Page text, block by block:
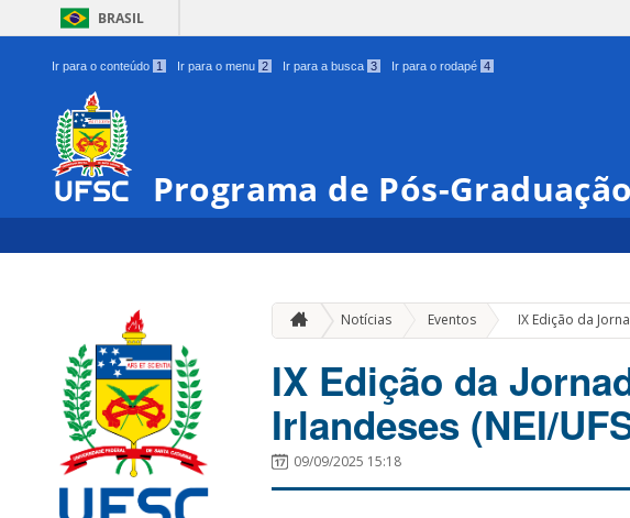
BRASIL
Ir para o conteúdo 1 Ir para o menu 2 Ir para a busca 3 Ir para o rodapé 4
Programa de Pós-
Notícias Eventos » IX Edição da
IX Edição da
Irlandeses (NEI/
09/09/2025 15:18